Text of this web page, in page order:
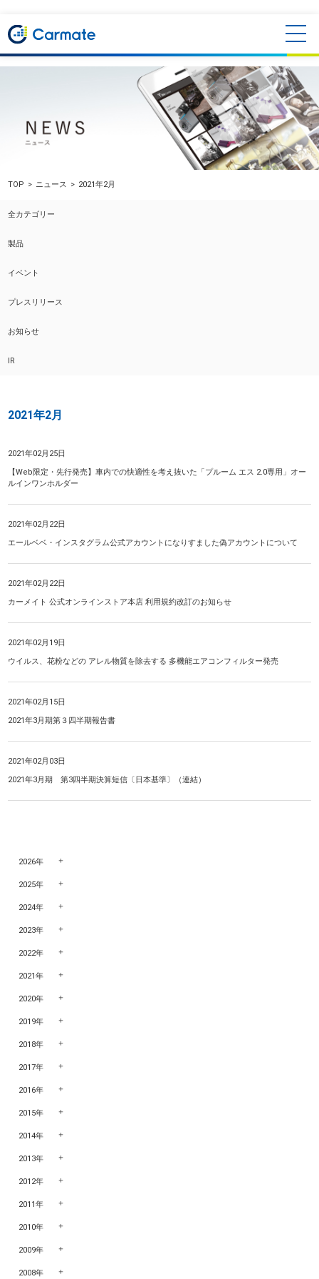
TOP ニュース 2021年2月
全カテゴリー
製品
イベント
プレスリリース
お知らせ
IR
2021年2月
2021年02月25日
【Web限定・先行発売】車内での快適性を考え抜いた「プルーム エス 2.0専用」オー
ルインワンホルダー
2021年02月22日
エールベベ・インスタグラム公式アカウントになりすました偽アカウントについて
2021年02月22日
カーメイト 公式オンラインストア本店 利用規約改訂のお知らせ
2021年02月19日
ウイルス、花粉などの アレル物質を除去する 多機能エアコンフィルター発売
2021年02月15日
2021年3月期第３四半期報告書
2021年02月03日
2021年3月期 第3四半期決算短信〔日本基準〕（連結）
2026年
2025年
2024年
2023年
2022年
2021年
2020年
2019年
2018年
2017年
2016年
2015年
2014年
2013年
2012年
2011年
2010年
2009年
2008年